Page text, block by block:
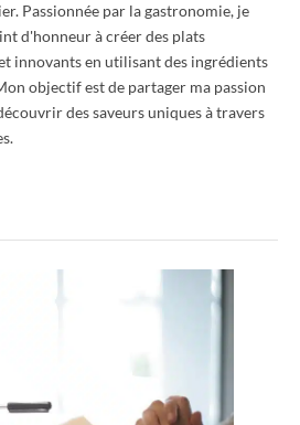
Passionnée par la gastronomie, je
d'honneur à créer des plats
innovants en utilisant des ingrédients
objectif est de partager ma passion
des saveurs uniques à travers